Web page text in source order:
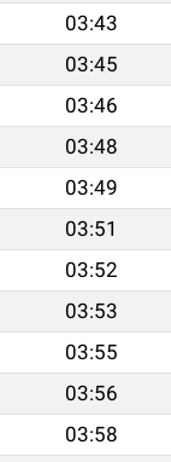
03:43
03:45
03:46
03:48
03:49
03:51
03:52
03:53
03:55
03:56
03:58